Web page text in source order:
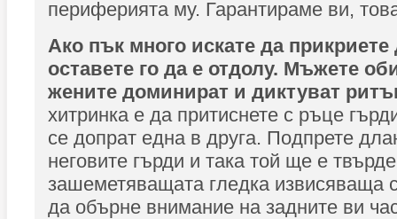
периферията му. Гарантираме ви,
Ако пък много искате да прикриете
оставете го да е отдолу. Мъжете
жените доминират и диктуват
хитринка е да притиснете с ръце
се допрат една в друга. Подпрете
неговите гърди и така той ще е
зашеметяващата гледка извисяваща
да обърне внимание на задните ви